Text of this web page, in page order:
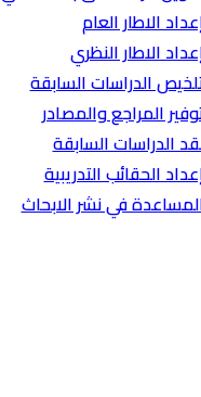
الاطار العام
الاطار النظري
الدراسات السابقة
المراجع والمصادر
الدراسات السابقة
الحقائب التدريبية
في نشر الابحاث